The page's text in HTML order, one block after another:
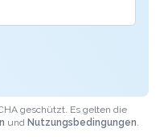
geschützt. Es gelten die
und Nutzungsbedingungen.